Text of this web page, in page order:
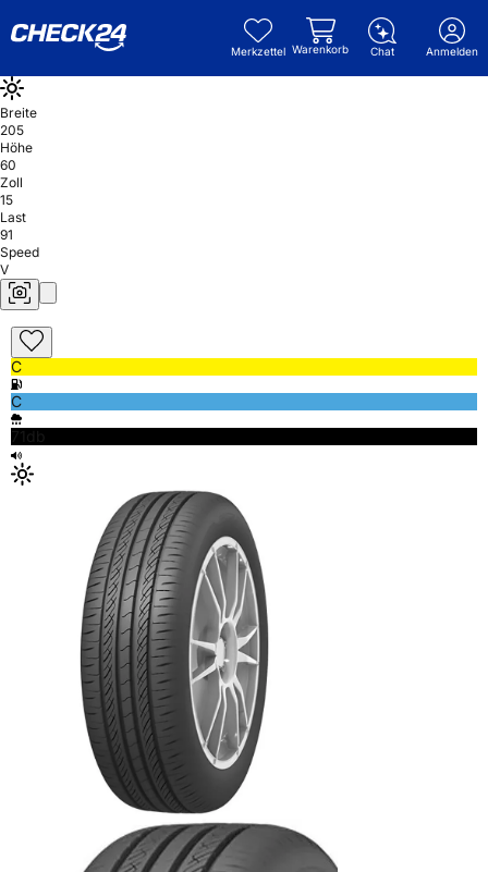
Merkzettel Warenkorb Chat Anmelden
Breite
205
Höhe
60
Zoll
15
Last
91
Speed
V
C
C
71db